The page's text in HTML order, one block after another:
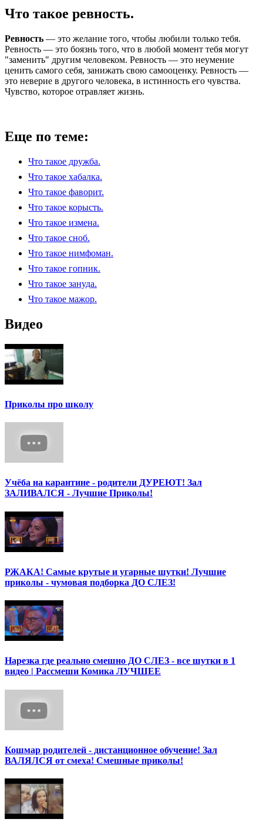
Что такое ревность.
Ревность — это желание того, чтобы любили только тебя.
Ревность — это боязнь того, что в любой момент тебя могут
"заменить" другим человеком. Ревность — это неумение
ценить самого себя, занижать свою самооценку. Ревность —
это неверие в другого человека, в истинность его чувства.
Чувство, которое отравляет жизнь.
Еще по теме:
Что такое дружба.
Что такое хабалка.
Что такое фаворит.
Что такое корысть.
Что такое измена.
Что такое сноб.
Что такое нимфоман.
Что такое гопник.
Что такое зануда.
Что такое мажор.
Видео
Приколы про школу
Учёба на карантине - родители ДУРЕЮТ! Зал
ЗАЛИВАЛСЯ - Лучшие Приколы!
РЖАКА! Самые крутые и угарные шутки! Лучшие
приколы - чумовая подборка ДО СЛЕЗ!
Нарезка где реально смешно ДО СЛЕЗ - все шутки в 1
видео | Рассмеши Комика ЛУЧШЕЕ
Кошмар родителей - дистанционное обучение! Зал
ВАЛЯЛСЯ от смеха! Смешные приколы!